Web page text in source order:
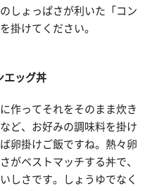
しょっぱさが利いた「コン
掛けてください。
エッグ丼
作ってそれをそのまま炊き
ど、お好みの調味料を掛け
卵掛けご飯ですね。熱々卵
がベストマッチする丼で、
しさです。しょうゆでなく